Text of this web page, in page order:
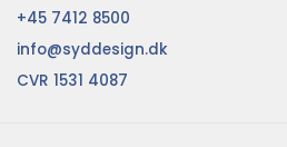
+45 7412 8500
info@syddesign.dk
CVR 1531 4087